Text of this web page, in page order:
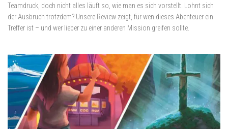
Teamdruck, doch nicht alles läuft so, wie man es sich vorstellt. Lohnt sich
der Ausbruch trotzdem? Unsere Review zeigt, für wen dieses Abenteuer ein
Treffer ist – und wer lieber zu einer anderen Mission greifen sollte.